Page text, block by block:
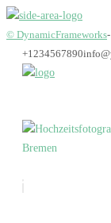
© DynamicFrameworks
+1234567890